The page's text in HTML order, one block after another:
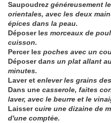
Saupoudrez généreusement
orientales, avec les deux
épices dans la peau.
Déposer les morceaux de
cuisson.
Percer les poches avec un
Déposer dans un plat allant
minutes.
Laver et enlever les grains
Dans une casserole, faites
laver, avec le beurre et le
Laisser cuire une dizaine de
d'une comptée.